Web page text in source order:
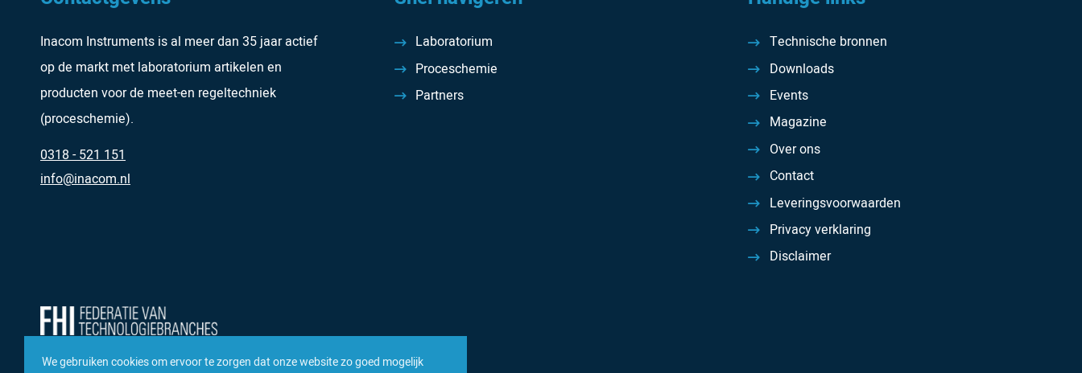
Inacom Instruments is al meer dan 35 jaar actief
op de markt met laboratorium artikelen en
producten voor de meet-en regeltechniek
(proceschemie).
0318 - 521 151
info@inacom.nl
Laboratorium
Proceschemie
Partners
Technische bronnen
Downloads
Events
Magazine
Over ons
Contact
Leveringsvoorwaarden
Privacy verklaring
Disclaimer
We gebruiken cookies om ervoor te zorgen dat onze website zo goed mogelijk